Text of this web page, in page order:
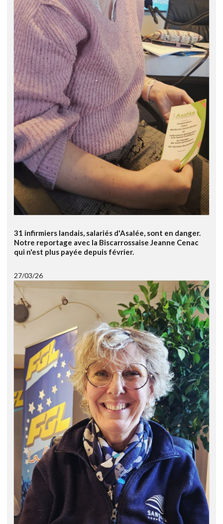
31 infirmiers landais, salariés d'Asalée, sont en danger.
Notre reportage avec la Biscarrossaise Jeanne Cenac
qui n'est plus payée depuis février.
27/03/26